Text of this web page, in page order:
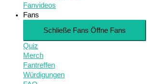
Fanvideos
Fans
Schließe Fans Öffne Fans
Quiz
Merch
Fantreffen
Würdigungen